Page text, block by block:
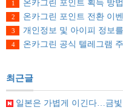
1
온카그린 포인트 획득 방법
2 온카그린 포인트 전환 이
3
개인정보 및 아이피 정보
4 온카그린 공식 텔레그램
최근글
일본은 가볍게 이긴다…금